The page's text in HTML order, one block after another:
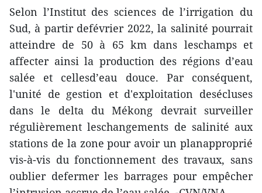
Selon l’Institut des sciences de l’irrigation du
Sud, à partir defévrier 2022, la salinité pourrait
atteindre de 50 à 65 km dans leschamps et
affecter ainsi la production des régions d’eau
salée et cellesd’eau douce. Par conséquent,
l'unité de gestion et d'exploitation desécluses
dans le delta du Mékong devrait surveiller
régulièrement leschangements de salinité aux
stations de la zone pour avoir un planapproprié
vis-à-vis du fonctionnement des travaux, sans
oublier defermer les barrages pour empêcher